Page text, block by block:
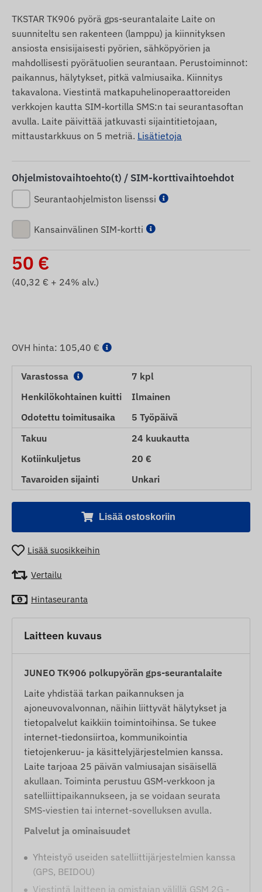
TKSTAR TK906 pyörä gps-seurantalaite Laite on
suunniteltu sen rakenteen (lamppu) ja kiinnityksen
ansiosta ensisijaisesti pyörien, sähköpyörien ja
mahdollisesti pyörätuolien seurantaan. Perustoiminnot:
paikannus, hälytykset, pitkä valmiusaika. Kiinnitys
takavalona. Viestintä matkapuhelinoperaattoreiden
verkkojen kautta SIM-kortilla SMS:n tai seurantasoftan
avulla. Laite päivittää jatkuvasti sijaintitietojaan,
mittaustarkkuus on 5 metriä. Lisätietoja
Ohjelmistovaihtoehto(t) / SIM-korttivaihtoehdot
Seurantaohjelmiston lisenssi
Kansainvälinen SIM-kortti
50 €
(40,32 € + 24% alv.)
OVH hinta: 105,40 €
Varastossa
7 kpl
Henkilökohtainen kuitti
Ilmainen
Odotettu toimitusaika
5 Työpäivä
Takuu
24 kuukautta
Kotiinkuljetus
20 €
Tavaroiden sijainti
Unkari
Lisää ostoskoriin
Lisää suosikkeihin
Vertailu
Hintaseuranta
Laitteen kuvaus
JUNEO TK906 polkupyörän gps-seurantalaite
Laite yhdistää tarkan paikannuksen ja
ajoneuvovalvonnan, näihin liittyvät hälytykset ja
tietopalvelut kaikkiin toimintoihinsa. Se tukee
internet-tiedonsiirtoa, kommunikointia
tietojenkeruu- ja käsittelyjärjestelmien kanssa.
Laite tarjoaa 25 päivän valmiusajan sisäisellä
akullaan. Toiminta perustuu GSM-verkkoon ja
satelliittipaikannukseen, ja se voidaan seurata
SMS-viestien tai internet-sovelluksen avulla.
Palvelut ja ominaisuudet
Yhteistyö useiden satelliittijärjestelmien kanssa
(GPS, BEIDOU)
Viestintä laitteen ja omistajan välillä GSM 2G -